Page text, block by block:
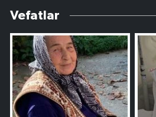
Vefatlar